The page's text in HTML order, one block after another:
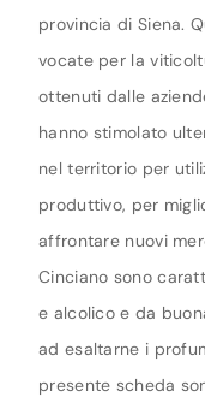
provincia di Siena.
vocate per la
ottenuti dalle
hanno stimolato
nel territorio per
produttivo, per
affrontare nuovi
Cinciano sono
e alcolico e da
ad esaltarne i
presente scheda